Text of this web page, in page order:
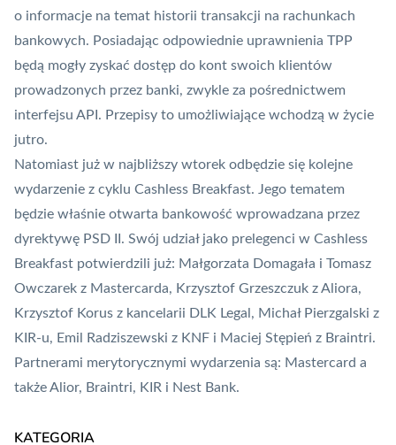
o informacje na temat historii transakcji na rachunkach
bankowych. Posiadając odpowiednie uprawnienia TPP
będą mogły zyskać dostęp do kont swoich klientów
prowadzonych przez banki, zwykle za pośrednictwem
interfejsu API. Przepisy to umożliwiające wchodzą w życie
jutro.
Natomiast już w najbliższy wtorek odbędzie się kolejne
wydarzenie z cyklu Cashless Breakfast. Jego tematem
będzie właśnie otwarta bankowość wprowadzana przez
dyrektywę PSD II. Swój udział jako prelegenci w Cashless
Breakfast potwierdzili już: Małgorzata Domagała i Tomasz
Owczarek z Mastercarda, Krzysztof Grzeszczuk z Aliora,
Krzysztof Korus z kancelarii DLK Legal, Michał Pierzgalski z
KIR-u, Emil Radziszewski z KNF i Maciej Stępień z Braintri.
Partnerami merytorycznymi wydarzenia są: Mastercard a
także Alior, Braintri, KIR i Nest Bank.
KATEGORIA